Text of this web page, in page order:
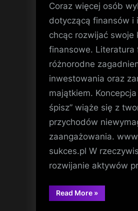
Coraz więcej osób
dotyczącą finansów i
chcąc rozwijać swoje
finansowe. Literatura
różnorodne
inwestowania oraz
majątkiem.
śpisz” wiąże się z
przychodów
zaangażowania.
sukces.pl W
rozwijanie aktywów
Read More“Książki
o
»